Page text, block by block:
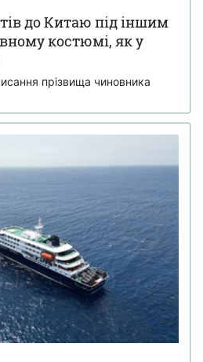
до Китаю під іншим
костюмі, як у
прізвища чиновника